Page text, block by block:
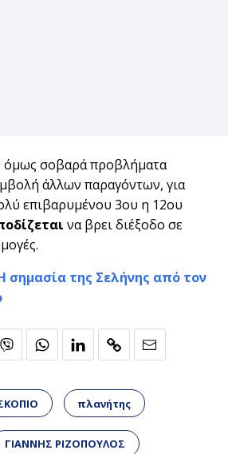
όμως σοβαρά προβλήματα
άλλων παραγόντων, για
επιβαρυμένου 3ου η 12ου
να βρει διέξοδο σε
σημασία της Σελήνης από τον
πλανήτης
ΓΙΑΝΝΗΣ ΡΙΖΟΠΟΥΛΟΣ